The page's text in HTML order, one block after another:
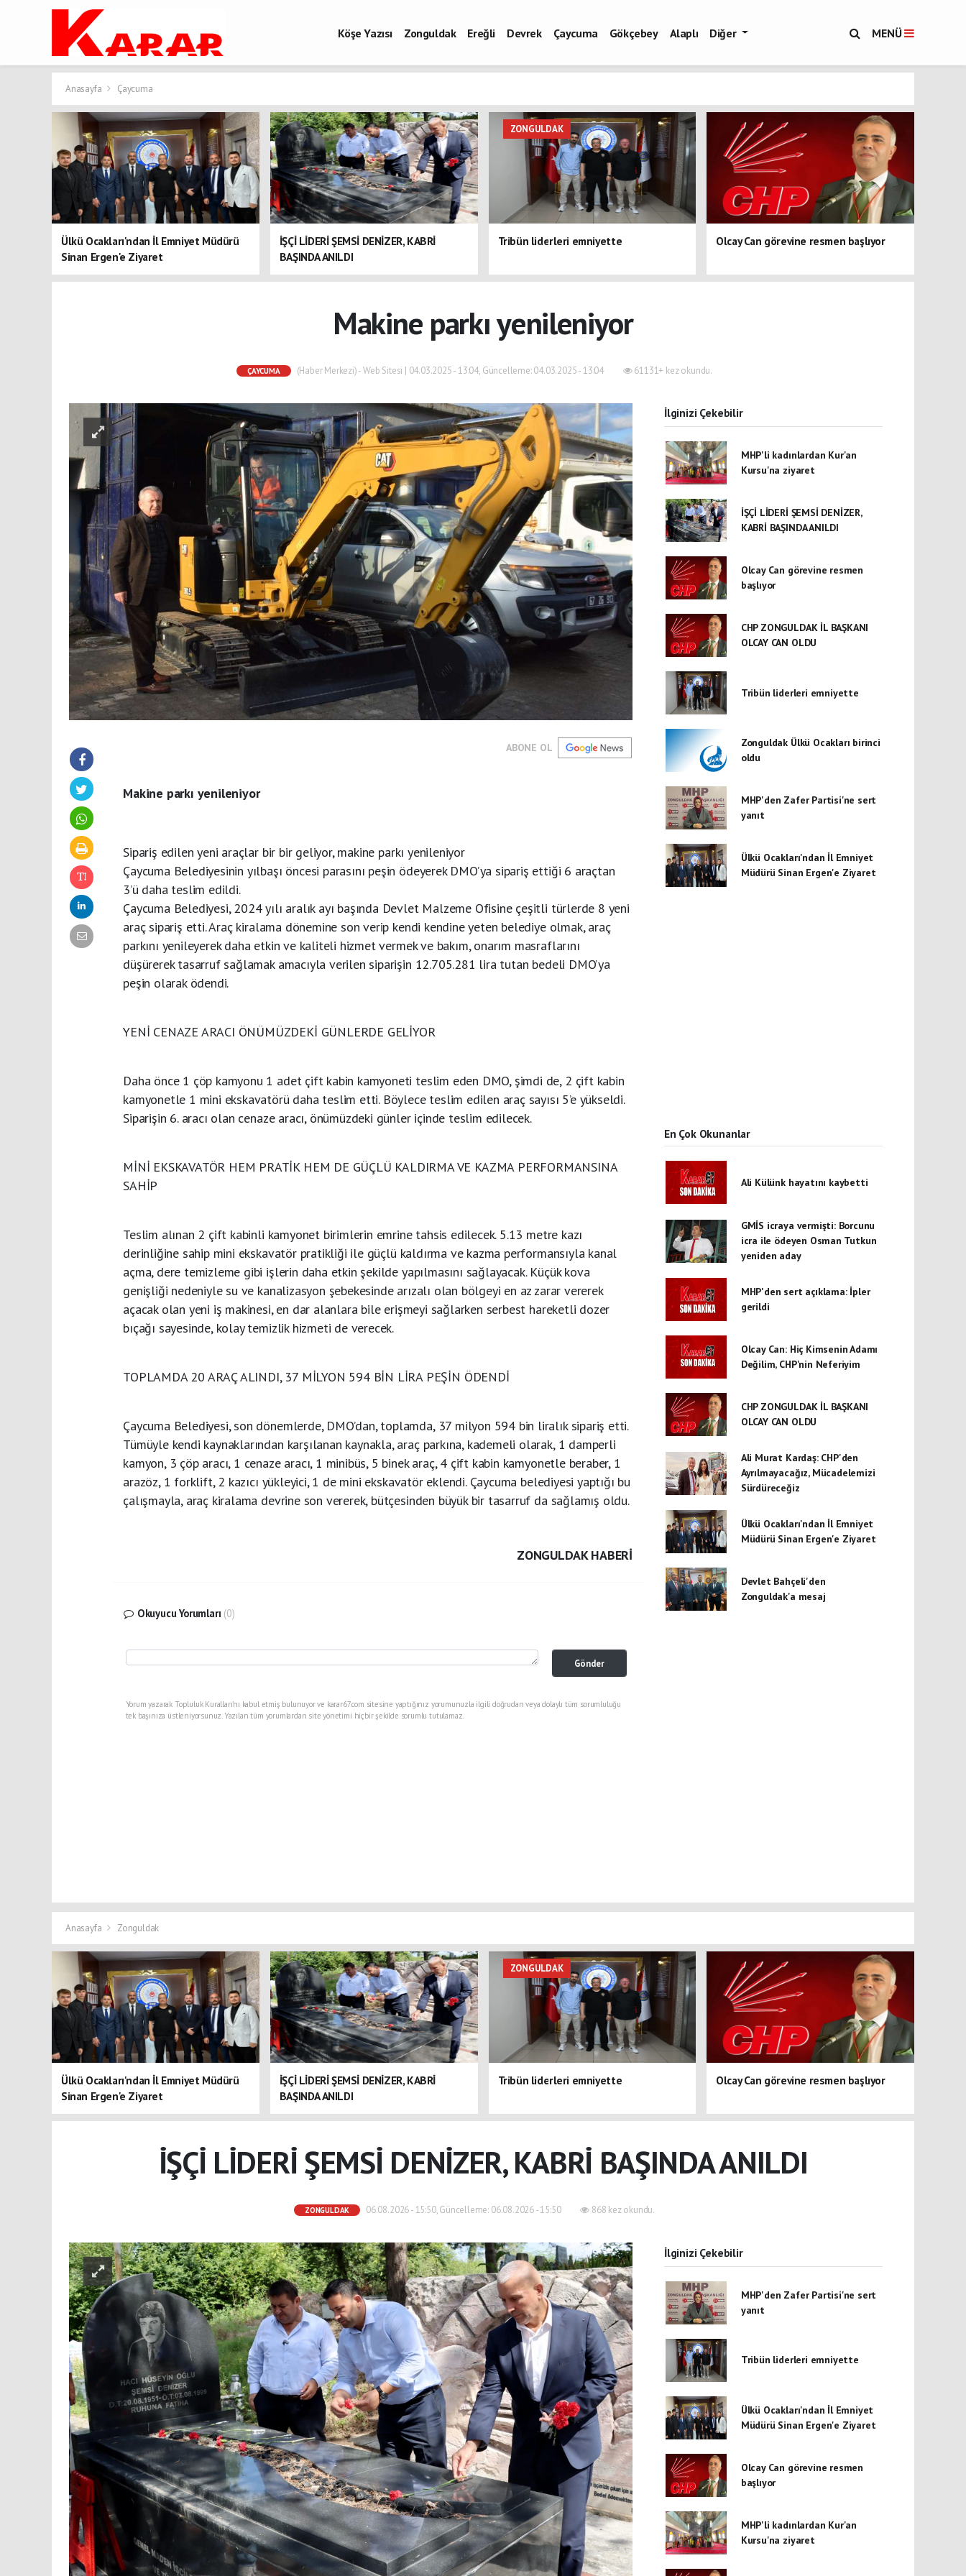
Köşe Yazısı Zonguldak Ereğli Devrek Çaycuma Gökçebey Alaplı Diğer MENÜ
Anasayfa Çaycuma
Ülkü Ocakları'ndan İl Emniyet Müdürü
Sinan Ergen'e Ziyaret
İŞÇİ LİDERİ ŞEMSİ DENİZER, KABRİ
BAŞINDA ANILDI
ZONGULDAK
Tribün liderleri emniyette Olcay Can görevine resmen başlıyor
Makine parkı yenileniyor
ÇAYCUMA (Haber Merkezi) - Web Sitesi | 04.03.2025 - 13:04, Güncelleme: 04.03.2025 - 13:04 61131+ kez okundu.
ABONE OL
Makine parkı yenileniyor
Sipariş edilen yeni araçlar bir bir geliyor, makine parkı yenileniyor
Çaycuma Belediyesinin yılbaşı öncesi parasını peşin ödeyerek DMO’ya sipariş ettiği 6 araçtan
3’ü daha teslim edildi.
Çaycuma Belediyesi, 2024 yılı aralık ayı başında Devlet Malzeme Ofisine çeşitli türlerde 8 yeni
araç sipariş etti. Araç kiralama dönemine son verip kendi kendine yeten belediye olmak, araç
parkını yenileyerek daha etkin ve kaliteli hizmet vermek ve bakım, onarım masraflarını
düşürerek tasarruf sağlamak amacıyla verilen siparişin 12.705.281 lira tutan bedeli DMO’ya
peşin olarak ödendi.
YENİ CENAZE ARACI ÖNÜMÜZDEKİ GÜNLERDE GELİYOR
Daha önce 1 çöp kamyonu 1 adet çift kabin kamyoneti teslim eden DMO, şimdi de, 2 çift kabin
kamyonetle 1 mini ekskavatörü daha teslim etti. Böylece teslim edilen araç sayısı 5’e yükseldi.
Siparişin 6. aracı olan cenaze aracı, önümüzdeki günler içinde teslim edilecek.
MİNİ EKSKAVATÖR HEM PRATİK HEM DE GÜÇLÜ KALDIRMA VE KAZMA PERFORMANSINA
SAHİP
Teslim alınan 2 çift kabinli kamyonet birimlerin emrine tahsis edilecek. 5.13 metre kazı
derinliğine sahip mini ekskavatör pratikliği ile güçlü kaldırma ve kazma performansıyla kanal
açma, dere temizleme gibi işlerin daha etkin şekilde yapılmasını sağlayacak. Küçük kova
genişliği nedeniyle su ve kanalizasyon şebekesinde arızalı olan bölgeyi en az zarar vererek
açacak olan yeni iş makinesi, en dar alanlara bile erişmeyi sağlarken serbest hareketli dozer
bıçağı sayesinde, kolay temizlik hizmeti de verecek.
TOPLAMDA 20 ARAÇ ALINDI, 37 MİLYON 594 BİN LİRA PEŞİN ÖDENDİ
Çaycuma Belediyesi, son dönemlerde, DMO’dan, toplamda, 37 milyon 594 bin liralık sipariş etti.
Tümüyle kendi kaynaklarından karşılanan kaynakla, araç parkına, kademeli olarak, 1 damperli
kamyon, 3 çöp aracı, 1 cenaze aracı, 1 minibüs, 5 binek araç, 4 çift kabin kamyonetle beraber, 1
arazöz, 1 forklift, 2 kazıcı yükleyici, 1 de mini ekskavatör eklendi. Çaycuma belediyesi yaptığı bu
çalışmayla, araç kiralama devrine son vererek, bütçesinden büyük bir tasarruf da sağlamış oldu.
ZONGULDAK HABERİ
Okuyucu Yorumları (0)
Gönder
Yorum yazarak Topluluk Kuralları’nı kabul etmiş bulunuyor ve karar67.com sitesine yaptığınız yorumunuzla ilgili doğrudan veya dolaylı tüm sorumluluğu
tek başınıza üstleniyorsunuz. Yazılan tüm yorumlardan site yönetimi hiçbir şekilde sorumlu tutulamaz.
İlginizi Çekebilir
MHP'li kadınlardan Kur'an
Kursu'na ziyaret
İŞÇİ LİDERİ ŞEMSİ DENİZER,
KABRİ BAŞINDA ANILDI
Olcay Can görevine resmen
başlıyor
CHP ZONGULDAK İL BAŞKANI
OLCAY CAN OLDU
Tribün liderleri emniyette
Zonguldak Ülkü Ocakları birinci
oldu
MHP'den Zafer Partisi'ne sert
yanıt
Ülkü Ocakları'ndan İl Emniyet
Müdürü Sinan Ergen'e Ziyaret
En Çok Okunanlar
Ali Külünk hayatını kaybetti
GMİS icraya vermişti: Borcunu
icra ile ödeyen Osman Tutkun
yeniden aday
MHP'den sert açıklama: İpler
gerildi
Olcay Can: Hiç Kimsenin Adamı
Değilim, CHP'nin Neferiyim
CHP ZONGULDAK İL BAŞKANI
OLCAY CAN OLDU
Ali Murat Kardaş: CHP'den
Ayrılmayacağız, Mücadelemizi
Sürdüreceğiz
Ülkü Ocakları'ndan İl Emniyet
Müdürü Sinan Ergen'e Ziyaret
Devlet Bahçeli'den
Zonguldak'a mesaj
Anasayfa Zonguldak
Ülkü Ocakları'ndan İl Emniyet Müdürü
Sinan Ergen'e Ziyaret
İŞÇİ LİDERİ ŞEMSİ DENİZER, KABRİ
BAŞINDA ANILDI
ZONGULDAK
Tribün liderleri emniyette Olcay Can görevine resmen başlıyor
İŞÇİ LİDERİ ŞEMSİ DENİZER, KABRİ BAŞINDA ANILDI
ZONGULDAK 06.08.2026 - 15:50, Güncelleme: 06.08.2026 - 15:50 868 kez okundu.
İlginizi Çekebilir
MHP'den Zafer Partisi'ne sert
yanıt
Tribün liderleri emniyette
Ülkü Ocakları'ndan İl Emniyet
Müdürü Sinan Ergen'e Ziyaret
Olcay Can görevine resmen
başlıyor
MHP'li kadınlardan Kur'an
Kursu'na ziyaret